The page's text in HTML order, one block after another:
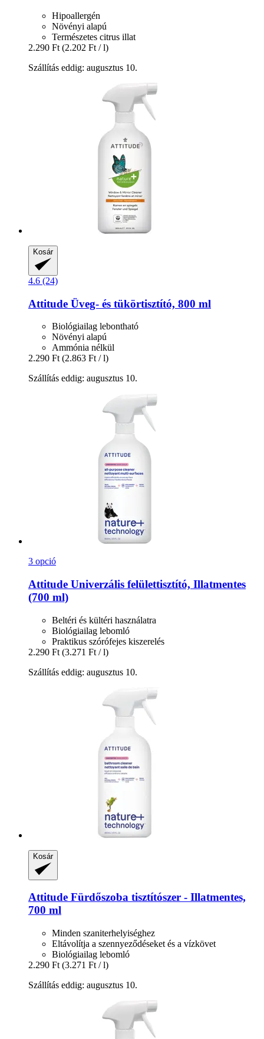
Hipoallergén
Növényi alapú
Természetes citrus illat
2.290 Ft (2.202 Ft / l)
Szállítás eddig: augusztus 10.
Kosár
4.6 (24)
Attitude Üveg-​ és tükörtisztító, 800 ml
Biológiailag lebontható
Növényi alapú
Ammónia nélkül
2.290 Ft (2.863 Ft / l)
Szállítás eddig: augusztus 10.
3 opció
Attitude Univerzális felülettisztító, Illatmentes
(700 ml)
Beltéri és kültéri használatra
Biológiailag lebomló
Praktikus szórófejes kiszerelés
2.290 Ft (3.271 Ft / l)
Szállítás eddig: augusztus 10.
Kosár
Attitude Fürdőszoba tisztítószer -​ Illatmentes,
700 ml
Minden szaniterhelyiséghez
Eltávolítja a szennyeződéseket és a vízkövet
Biológiailag lebomló
2.290 Ft (3.271 Ft / l)
Szállítás eddig: augusztus 10.